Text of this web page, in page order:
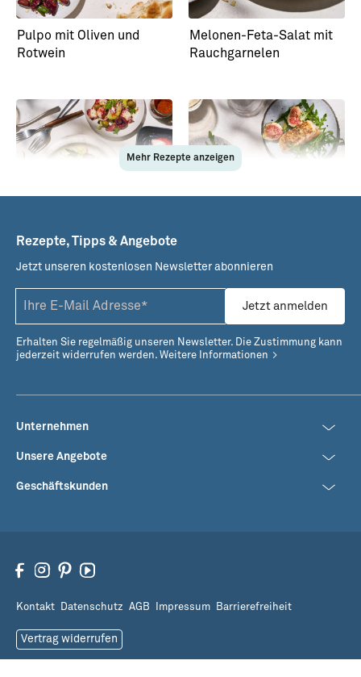
Pulpo mit Oliven und
Rotwein
Melonen-Feta-Salat mit
Rauchgarnelen
Griechischer Pulpo-Salat
Sesam-Lachs mit Feigen
und Rucola
Mehr Rezepte anzeigen
Unternehmen
Unsere Angebote
Geschäftskunden
Rezepte, Tipps & Angebote
Jetzt unseren kostenlosen Newsletter abonnieren
Jetzt anmelden
Erhalten Sie regelmäßig unseren Newsletter. Die Zustimmung kann
jederzeit widerrufen werden. Weitere Informationen
Kontakt Datenschutz AGB Impressum Barrierefreiheit
Vertrag widerrufen